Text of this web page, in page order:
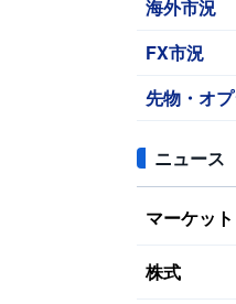
海外市況
FX市況
先物・オ
ニュース
マーケット
株式